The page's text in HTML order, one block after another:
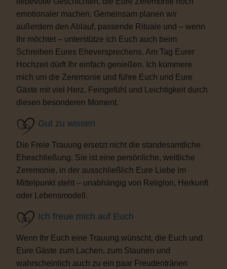
emotionaler machen. Gemeinsam planen wir
außerdem den Ablauf, passende Rituale und – wenn
Ihr möchtet – unterstütze ich Euch auch beim
Schreiben Eures Eheversprechens. Am Tag Eurer
Hochzeit dürft Ihr einfach genießen. Ich kümmere
mich um die Zeremonie und führe Euch und Eure
Gäste mit viel Herz, Feingefühl und Leichtigkeit durch
diesen besonderen Moment.
Gut zu wissen
Die Freie Trauung ersetzt nicht die standesamtliche
Eheschließung. Sie ist eine persönliche, weltliche
Zeremonie, in der ausschließlich Eure Liebe im
Mittelpunkt steht – unabhängig von Religion, Herkunft
oder Lebensmodell.
Ich freue mich auf Euch
Wenn Ihr Euch eine Trauung wünscht, die Euch und
Eure Gäste zum Lachen, zum Staunen und
wahrscheinlich auch zu ein paar Freudentränen